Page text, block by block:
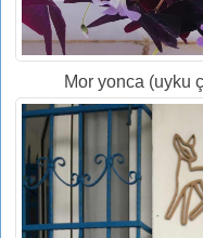
Mor yonca (uyku